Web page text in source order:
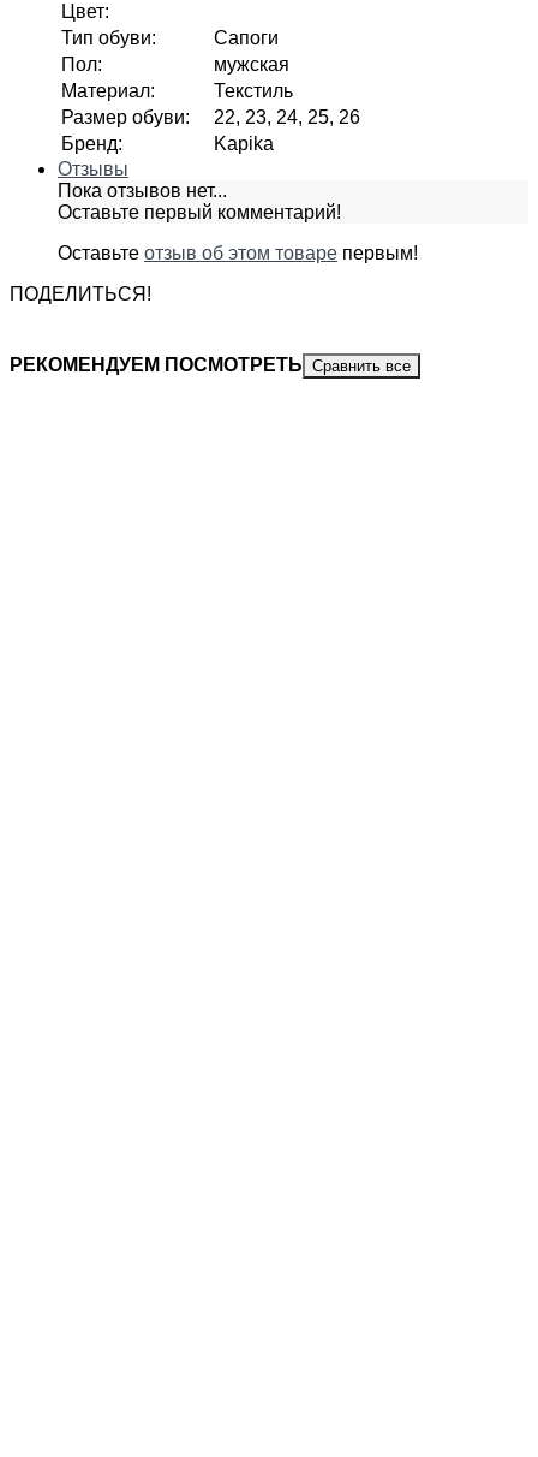
Цвет:
Тип обуви:
Сапоги
Пол:
мужская
Материал:
Текстиль
Размер обуви:
22, 23, 24, 25, 26
Бренд:
Kapika
Отзывы
Пока отзывов нет...
Оставьте первый комментарий!
Оставьте отзыв об этом товаре первым!
ПОДЕЛИТЬСЯ!
РЕКОМЕНДУЕМ ПОСМОТРЕТЬ Сравнить все